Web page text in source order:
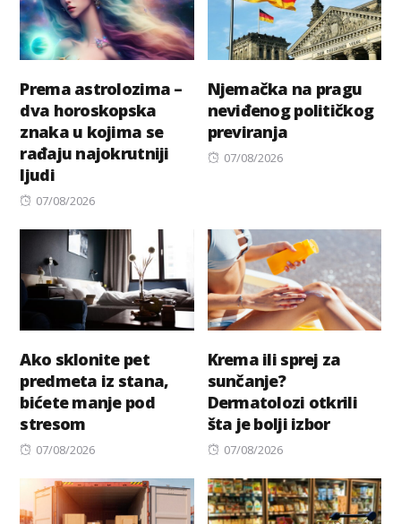
Prema astrolozima –
dva horoskopska
znaka u kojima se
rađaju najokrutniji
ljudi
Posted
07/08/2026
Njemačka na pragu
neviđenog političkog
previranja
Posted
07/08/2026
Ako sklonite pet
predmeta iz stana,
bićete manje pod
stresom
Posted
07/08/2026
Krema ili sprej za
sunčanje?
Dermatolozi otkrili
šta je bolji izbor
Posted
07/08/2026